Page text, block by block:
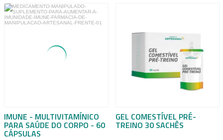
IMUNE - MULTIVITAMÍNICO
PARA SAÚDE DO CORPO - 60
CÁPSULAS
GEL COMESTÍVEL PRÉ-
TREINO 30 SACHÊS